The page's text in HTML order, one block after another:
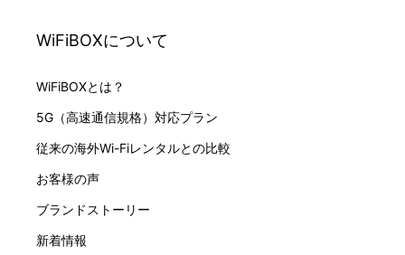
7:15-19:30
WiFiBOXについて
WiFiBOXとは？
5G（高速通信規格）対応プラン
従来の海外Wi-Fiレンタルとの比較
お客様の声
ブランドストーリー
新着情報